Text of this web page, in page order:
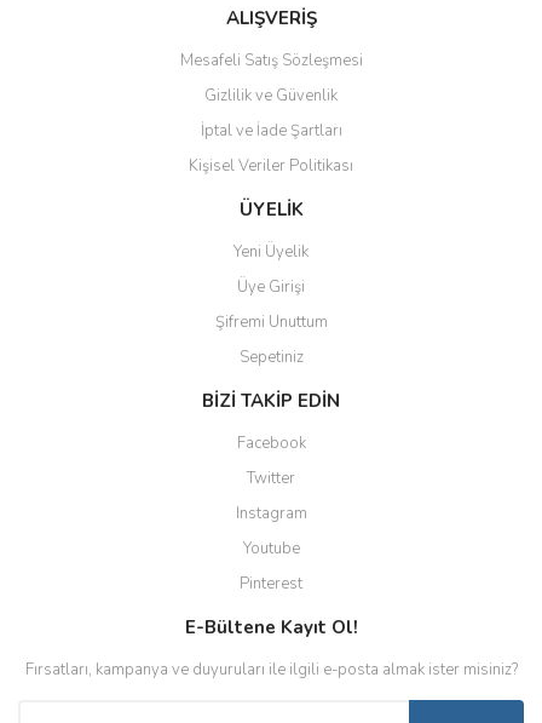
ALIŞVERİŞ
Mesafeli Satış Sözleşmesi
Gizlilik ve Güvenlik
İptal ve İade Şartları
Kişisel Veriler Politikası
ÜYELİK
Yeni Üyelik
Üye Girişi
Şifremi Unuttum
Sepetiniz
BİZİ TAKİP EDİN
Facebook
Twitter
Instagram
Youtube
Pinterest
E-Bültene Kayıt Ol!
Fırsatları, kampanya ve duyuruları ile ilgili e-posta almak ister misiniz?